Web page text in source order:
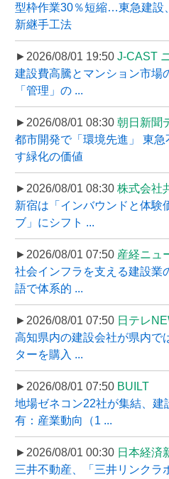
型枠作業30％短縮…東急建設
新継手工法
►2026/08/01 19:50 J-CAST
建設費高騰とマンション市場
「管理」の ...
►2026/08/01 08:30 朝日新聞
都市開発で「環境先進」 東
す緑化の価値
►2026/08/01 08:30 株式会社
新宿は「インバウンドと体験
ブ」にシフト ...
►2026/08/01 07:50 産経ニュ
社会インフラを支える建設業
語で体系的 ...
►2026/08/01 07:50 日テレ
高知県内の建設会社が県内で
ターを購入 ...
►2026/08/01 07:50 BUILT
地場ゼネコン22社が集結、
有：産業動向（1 ...
►2026/08/01 00:30 日本経済
三井不動産、「三井リンクラ